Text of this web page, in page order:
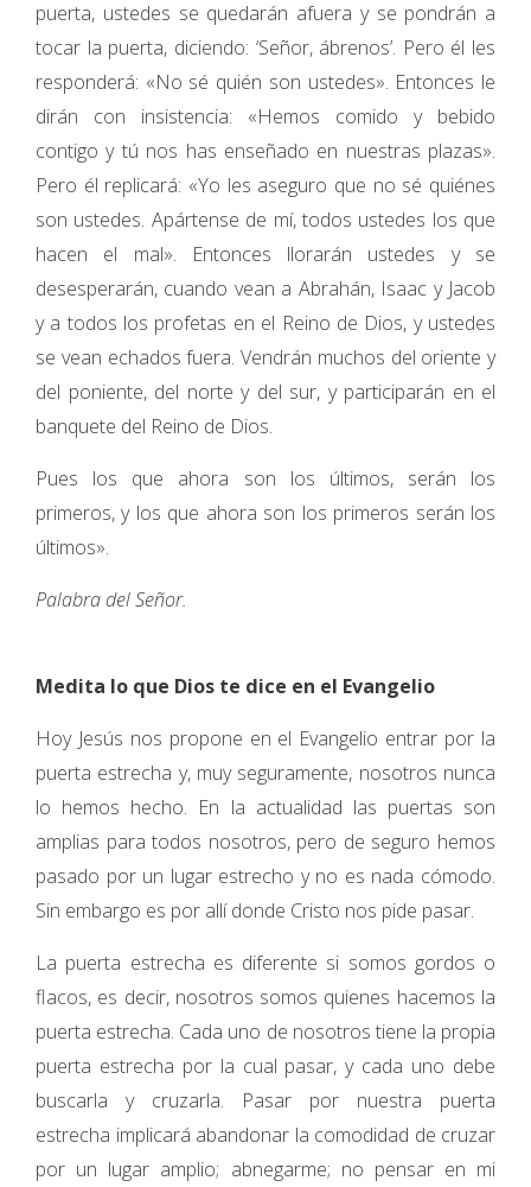
puerta, ustedes se quedarán afuera y se pondrán a
tocar la puerta, diciendo: ‘Señor, ábrenos’. Pero él les
responderá: «No sé quién son ustedes». Entonces le
dirán con insistencia: «Hemos comido y bebido
contigo y tú nos has enseñado en nuestras plazas».
Pero él replicará: «Yo les aseguro que no sé quiénes
son ustedes. Apártense de mí, todos ustedes los que
hacen el mal». Entonces llorarán ustedes y se
desesperarán, cuando vean a Abrahán, Isaac y Jacob
y a todos los profetas en el Reino de Dios, y ustedes
se vean echados fuera. Vendrán muchos del oriente y
del poniente, del norte y del sur, y participarán en el
banquete del Reino de Dios.
Pues los que ahora son los últimos, serán los
primeros, y los que ahora son los primeros serán los
últimos».
Palabra del Señor.
Medita lo que Dios te dice en el Evangelio
Hoy Jesús nos propone en el Evangelio entrar por la
puerta estrecha y, muy seguramente, nosotros nunca
lo hemos hecho. En la actualidad las puertas son
amplias para todos nosotros, pero de seguro hemos
pasado por un lugar estrecho y no es nada cómodo.
Sin embargo es por allí donde Cristo nos pide pasar.
La puerta estrecha es diferente si somos gordos o
flacos, es decir, nosotros somos quienes hacemos la
puerta estrecha. Cada uno de nosotros tiene la propia
puerta estrecha por la cual pasar, y cada uno debe
buscarla y cruzarla. Pasar por nuestra puerta
estrecha implicará abandonar la comodidad de cruzar
por un lugar amplio; abnegarme; no pensar en mi